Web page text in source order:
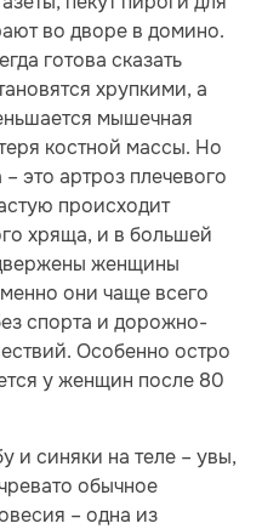
во дворе в домино.
готова сказать
хрупкими, а
мышечная
костной массы. Но
это артроз плечевого
происходит
хряща, и в большей
женщины
они чаще всего
спорта и дорожно-
Особенно остро
у женщин после 80
и синяки на теле – увы,
обычное
– одна из